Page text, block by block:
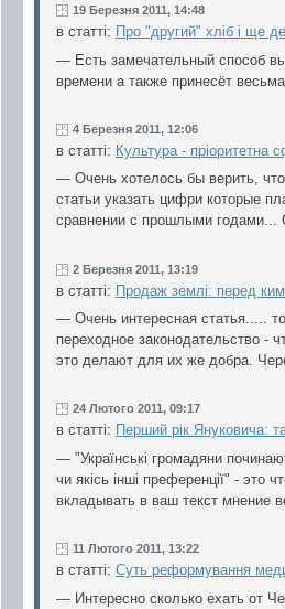
19 Березня 2011, 14:48
в статті: Про "другий" хліб і ще
— Есть замечательный способ
времени а также принесёт
4 Березня 2011, 12:06
в статті: Культура - пріоритетна
— Очень хотелось бы верить,
статьи указать цифри которые
сравнении с прошлыми годами...
2 Березня 2011, 13:19
в статті: Продаж землі: перед ким
— Очень интересная статья.....
переходное законодательство -
это делают для их же добра.
24 Лютого 2011, 09:17
в статті: Перший рік Януковича:
— "Українські громадяни
чи якісь інші преференції" - это
вкладывать в ваш текст мнение
11 Лютого 2011, 13:22
в статті: Суть реформування
— Интересно сколько ехать от